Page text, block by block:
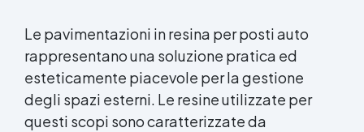
Le pavimentazioni in resina per posti auto
rappresentano una soluzione pratica ed
esteticamente piacevole per la gestione
degli spazi esterni. Le resine utilizzate per
questi scopi sono caratterizzate da